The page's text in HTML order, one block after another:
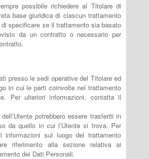
possibile richiedere al Titolare di
base giuridica di ciascun trattamento
specificare se il trattamento sia basato
da un contratto o necessario per
presso le sedi operative del Titolare ed
in cui le parti coinvolte nel trattamento
Per ulteriori informazioni, contatta il
potrebbero essere trasferiti in
da quello in cui l’Utente si trova. Per
informazioni sul luogo del trattamento
riferimento alla sezione relativa ai
dei Dati Personali.